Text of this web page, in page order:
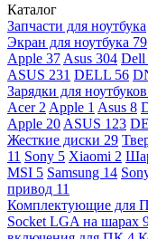
Каталог
Запчасти для ноутбука
Экран для ноутбука 79
Apple 37 Asus 304 Dell
ASUS 231 DELL 56
Зарядки для ноутбуков
Acer 2 Apple 1 Asus 8
Apple 20 ASUS 123
Жесткие диски 29
11 Sony 5 Xiaomi 2
MSI 5 Samsung 14
привод 11
Комплектующие для
Socket LGA на шарах